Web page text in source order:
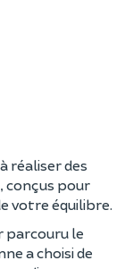
réaliser des
, conçus pour
votre équilibre.
parcouru le
a choisi de